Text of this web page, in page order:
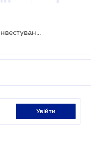
Українцям розширили можливості інвестування за кордон
увійти